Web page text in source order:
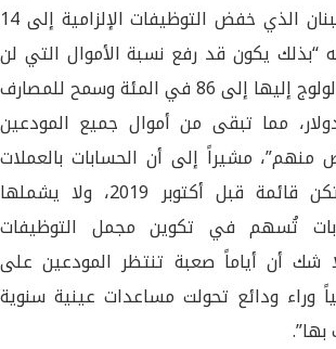
وانتقد قرار مصرف لبنان الذي خفض التوظيفات الإلزامية إلى 14
“بذلك يكون قد رفع نسبة الأموال التي لن
يتمكن أصحابها من الولوج إليها إلى 86 في المئة وسمح للمصارف
1.2 مليار دولار، مما تبقى من أموال جميع المودعين
منهم”، مشيراً إلى أن الحسابات بالعملات
الأجنبية التي لم تكن قائمة قبل أكتوبر 2019، ولا يشملها
تُسهم في تكوين مجمل التوظيفات
شك أن أياماً صعبة تنتظر المودعين على
وراء ودائع تحولت مساعدات عينية سنوية